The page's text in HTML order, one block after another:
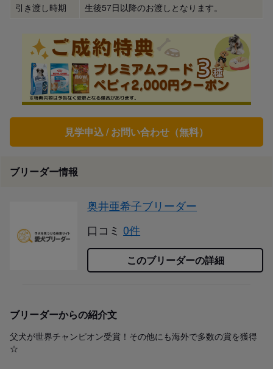
引き渡し時期
生後57日以降のお渡しとなります。
見学申込 / お問い合わせ（無料）
ブリーダー情報
奥井亜希子ブリーダー
口コミ 0件
このブリーダーの詳細
ブリーダーからの紹介文
父犬が世界チャンピオン受賞！その他にも海外で多数の賞を獲得
☆